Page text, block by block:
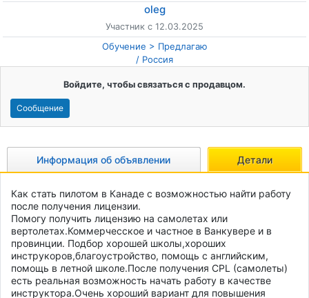
oleg
Участник с 12.03.2025
Обучение
Предлагаю
Россия
/
Войдите, чтобы связаться с продавцом.
Сообщение
Информация об объявлении Детали
Как стать пилотом в Канаде с возможностью найти работу
после получения лицензии.
Помогу получить лицензию на самолетах или
вертолетах.Коммерчесское и частное в Ванкувере и в
провинции. Подбор хорошей школы,хороших
инструкоров,благоустройство, помощь с английским,
помощь в летной школе.После получения CPL (самолеты)
есть реальная возможность начать работу в качестве
инструктора.Очень хороший вариант для повышения